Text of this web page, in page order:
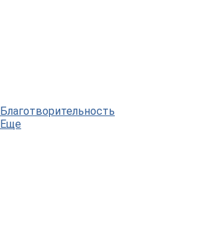
Благотворительность
Еще